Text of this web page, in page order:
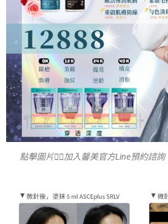
點擊圖片👆🏻加入馨美官方Line預約諮